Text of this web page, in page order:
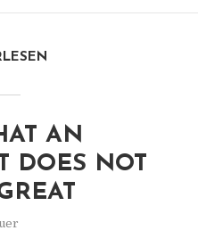
AN
DOES NOT